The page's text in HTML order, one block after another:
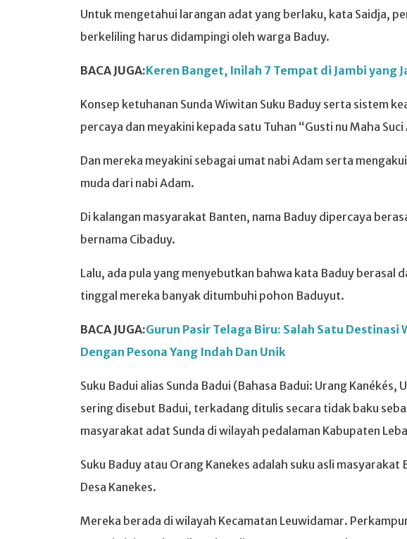
Untuk mengetahui larangan adat yang berlaku, kata Saidja,
berkeliling harus didampingi oleh warga Baduy.
BACA JUGA:Keren Banget, Inilah 7 Tempat di Jambi yang
Konsep ketuhanan Sunda Wiwitan Suku Baduy serta sistem
percaya dan meyakini kepada satu Tuhan “Gusti nu Maha Suci
Dan mereka meyakini sebagai umat nabi Adam serta
muda dari nabi Adam.
Di kalangan masyarakat Banten, nama Baduy dipercaya
bernama Cibaduy.
Lalu, ada pula yang menyebutkan bahwa kata Baduy berasal
tinggal mereka banyak ditumbuhi pohon Baduyut.
BACA JUGA:Gurun Pasir Telaga Biru: Salah Satu Destinasi
Dengan Pesona Yang Indah Dan Unik
Suku Badui alias Sunda Badui (Bahasa Badui: Urang Kanékés,
sering disebut Badui, terkadang ditulis secara tidak baku
masyarakat adat Sunda di wilayah pedalaman Kabupaten
Suku Baduy atau Orang Kanekes adalah suku asli
Desa Kanekes.
Mereka berada di wilayah Kecamatan Leuwidamar.